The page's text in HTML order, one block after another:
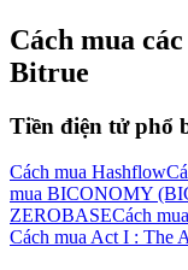
Cách mua
Bitrue
Tiền điện tử phổ
Cách mua Hashflow
mua BICONOMY
ZEROBASECách
Cách mua Act I : The